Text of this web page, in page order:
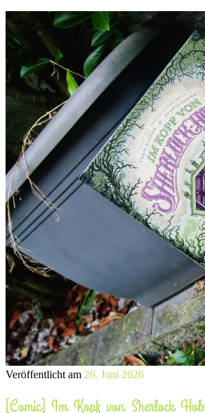
Veröffentlicht am 26. Juni 2026
[Comic] Im Kopf von Sherlock